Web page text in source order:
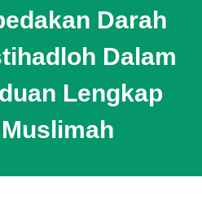
Darah
Dalam
Lengkap